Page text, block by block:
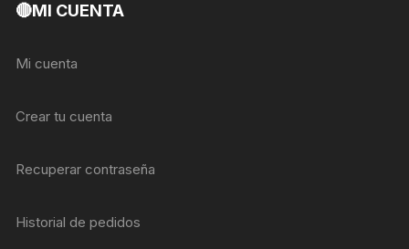
🔴MI CUENTA
Mi cuenta
Crear tu cuenta
Recuperar contraseña
Historial de pedidos